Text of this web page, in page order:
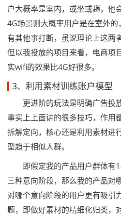
户大概率是室内，或坐或趟，他
4G场景则大概率用户是在室外
有其他事打断，虽说理论上这两
但以我投放的项目来看，电商项
实wifi的效果比4G好很多。
3、利用素材训练账户模型
更进阶的玩法是明确广告投放
事实上上面讲的很多技巧，作用
拆解定向，核心还是利用素材进
型趋于相似人群。
即假定我的产品用户群体有1
三种意向阶段，那么我的产品对
对哪个意向阶段的用户更有吸引
题，即做好素材的精细化归类，